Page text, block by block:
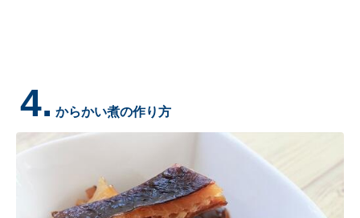
4. からかい煮の作り方